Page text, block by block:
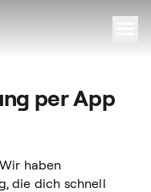
per App
haben
die dich schnell